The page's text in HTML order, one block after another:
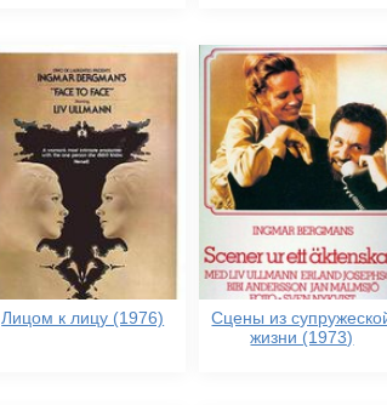
Лицом к лицу (1976)
Сцены из
жизни (1973)